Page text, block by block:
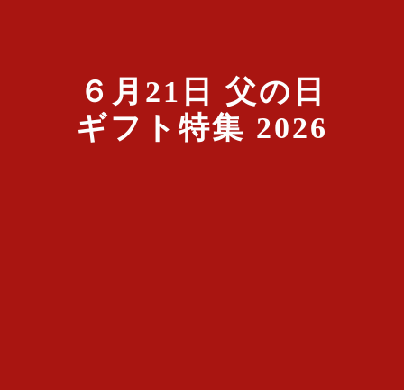
６月21日 父の日
ギフト特集 2026